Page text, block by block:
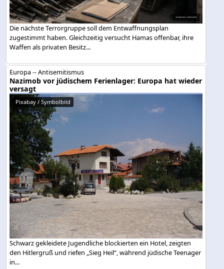
Die nächste Terrorgruppe soll dem Entwaffnungsplan
zugestimmt haben. Gleichzeitig versucht Hamas offenbar, ihre
Waffen als privaten Besitz...
Europa -- Antisemitismus
Nazimob vor jüdischem Ferienlager: Europa hat wieder
versagt
Pixabay / Symbolbild
Schwarz gekleidete Jugendliche blockierten ein Hotel, zeigten
den Hitlergruß und riefen „Sieg Heil“, während jüdische Teenager
in...